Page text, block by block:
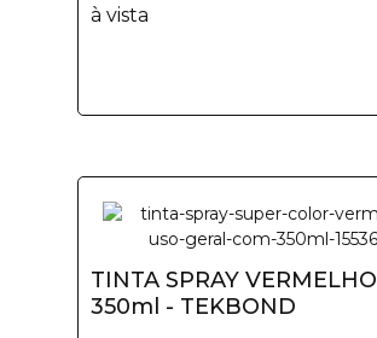
à vista
TINTA SPRAY VERMELHO
350ml - TEKBOND